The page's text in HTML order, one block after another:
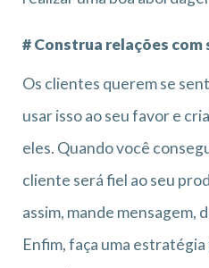
# Construa relações com
Os clientes querem se
usar isso ao seu favor e
eles. Quando você
cliente será fiel ao seu
assim, mande mensagem,
Enfim, faça uma